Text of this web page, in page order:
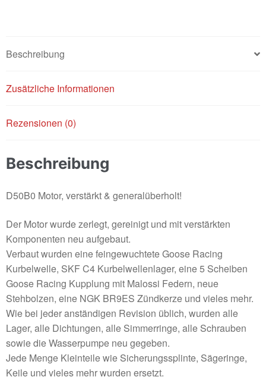
Beschreibung
Zusätzliche Informationen
Rezensionen (0)
Beschreibung
D50B0 Motor, verstärkt & generalüberholt!
Der Motor wurde zerlegt, gereinigt und mit verstärkten
Komponenten neu aufgebaut.
Verbaut wurden eine feingewuchtete Goose Racing
Kurbelwelle, SKF C4 Kurbelwellenlager, eine 5 Scheiben
Goose Racing Kupplung mit Malossi Federn, neue
Stehbolzen, eine NGK BR9ES Zündkerze und vieles mehr.
Wie bei jeder anständigen Revision üblich, wurden alle
Lager, alle Dichtungen, alle Simmerringe, alle Schrauben
sowie die Wasserpumpe neu gegeben.
Jede Menge Kleinteile wie Sicherungssplinte, Sägeringe,
Keile und vieles mehr wurden ersetzt.